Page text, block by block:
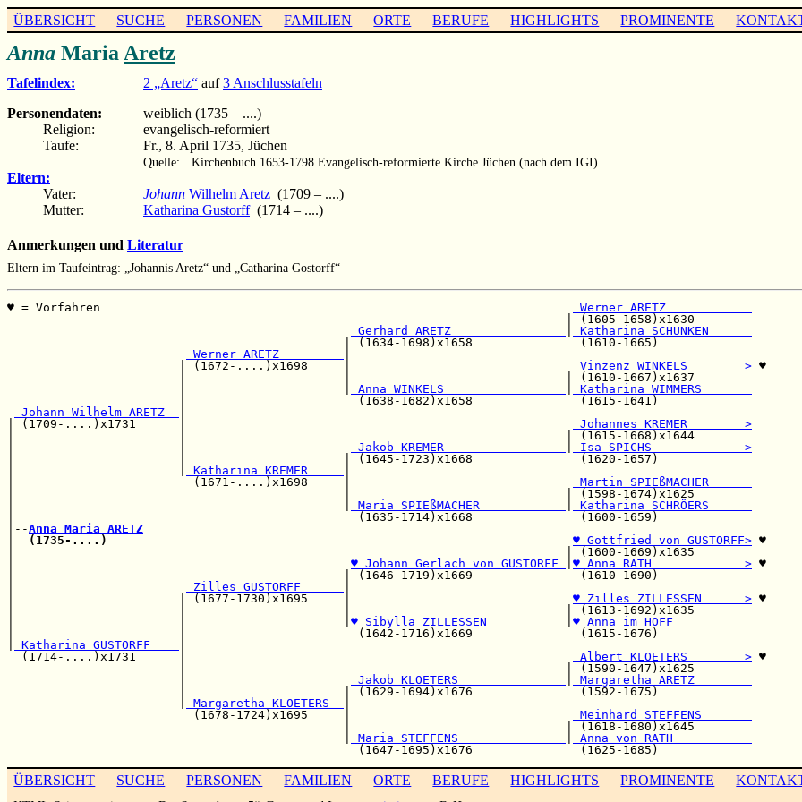
ÜBERSICHT SUCHE PERSONEN FAMILIEN ORTE BERUFE HIGHLIGHTS PROMINENTE
Anna Maria Aretz
Tafelindex: 2 „Aretz“ auf3 Anschlusstafeln
Personendaten:
weiblich (1735 – ....)
Religion:
evangelisch-reformiert
Taufe:
Fr., 8. April 1735, Jüchen
Quelle: Kirchenbuch 1653-1798 Evangelisch-reformierte Kirche Jüchen (nach dem IGI)
Eltern:
Vater:
Johann Wilhelm Aretz (1709 – ....)
Mutter:
Katharina Gustorff(1714 – ....)
Anmerkungen und Literatur
Eltern im Taufeintrag: „Johannis Aretz“ und „Catharina Gostorff“
♥ = Vorfahren
Werner ARETZ
                                                                              | (1605-1658)x1630
Gerhard ARETZ
Katharina SCHUNKEN
                                               | (1634-1698)x1658               (1610-1665)
Werner ARETZ
                        | (1672-....)x1698     |
Vinzenz WINKELS        > ♥
                        |                      |                              | (1610-1667)x1637
Anna WINKELS
Katharina WIMMERS
                        |                        (1638-1682)x1658               (1615-1641)
Johann Wilhelm ARETZ
| (1709-....)x1731      |
Johannes KREMER        >
|                       |                                                     | (1615-1668)x1644
Jakob KREMER
Isa SPICHS             >
|                       |                      | (1645-1723)x1668               (1620-1657)
Katharina KREMER
|                         (1671-....)x1698     |
Martin SPIEßMACHER
|                                              |                              | (1598-1674)x1625
Maria SPIEßMACHER
Katharina SCHRÖERS
|                                                (1635-1714)x1668               (1600-1659)
|--Anna Maria ARETZ
(1735-....) ♥ Gottfried von GUSTORFF> ♥
|                                                                             | (1600-1669)x1635
♥ Johann Gerlach von GUSTORFF ♥ Anna RATH             > ♥
|                                              | (1646-1719)x1669               (1610-1690)
Zilles GUSTORFF
|                       | (1677-1730)x1695     | ♥ Zilles ZILLESSEN      > ♥
|                       |                      |                              | (1613-1692)x1635
♥ Sibylla ZILLESSEN
♥ Anna im HOFF
|                       |                        (1642-1716)x1669               (1615-1676)
Katharina GUSTORFF
  (1714-....)x1731      |
Albert KLOETERS        > ♥
                        |                                                     | (1590-1647)x1625
Jakob KLOETERS
Margaretha ARETZ
                        |                      | (1629-1694)x1676               (1592-1675)
Margaretha KLOETERS
                          (1678-1724)x1695     |
Meinhard STEFFENS
                                               |                              | (1618-1680)x1645
Maria STEFFENS
Anna von RATH
ÜBERSICHT SUCHE PERSONEN FAMILIEN ORTE BERUFE HIGHLIGHTS PROMINENTE